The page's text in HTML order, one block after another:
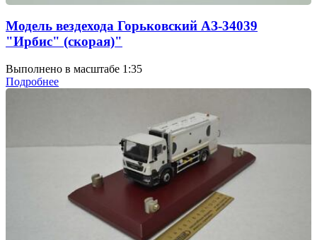
Модель вездехода Горьковский АЗ-34039
"Ирбис" (скорая)"
Выполнено в масштабе 1:35
Подробнее